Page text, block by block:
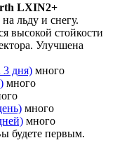
LXIN2+
льду и снегу.
высокой стойкости
Улучшена
3 дня) много
много
много
много
будете первым.